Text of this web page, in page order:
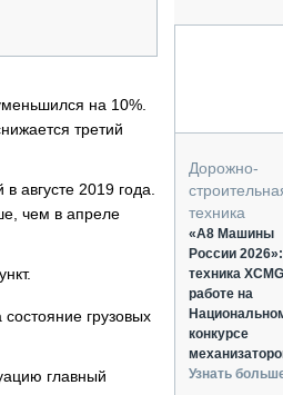
АВТОМАТИЗАЦИЯ И ТЕХНОЛОГИИ
на 10%.
третий
августе 2019 года.
чем в апреле
грузовых
главный
Дорожно-
техника
«А8 Машины
России 2026»:
техника
работе на
конкурсе
Узнать